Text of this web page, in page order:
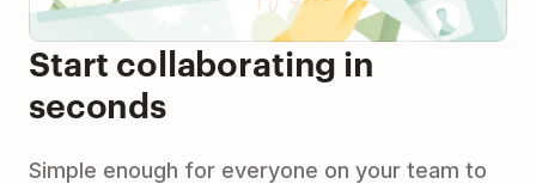
Start collaborating in
seconds
Simple enough for everyone on your team to